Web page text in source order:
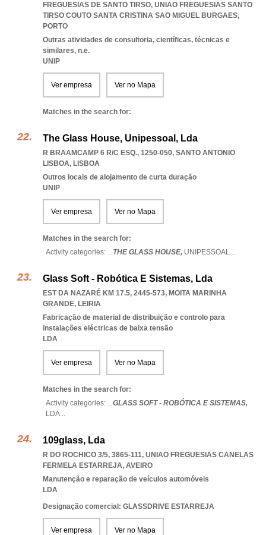
FREGUESIAS DE SANTO TIRSO, UNIAO FREGUESIAS SANTO
TIRSO COUTO SANTA CRISTINA SAO MIGUEL BURGAES,
PORTO
Outras atividades de consultoria, científicas, técnicas e
similares, n.e.
UNIP
Ver empresa Ver no Mapa
Matches in the search for:
The Glass House, Unipessoal, Lda
R BRAAMCAMP 6 R/C ESQ., 1250-050, SANTO ANTONIO
LISBOA, LISBOA
Outros locais de alojamento de curta duração
UNIP
Ver empresa Ver no Mapa
Matches in the search for:
Activity categories: ...THE GLASS HOUSE, UNIPESSOAL...
Glass Soft - Robótica E Sistemas, Lda
EST DA NAZARÉ KM 17.5, 2445-573, MOITA MARINHA
GRANDE, LEIRIA
Fabricação de material de distribuição e controlo para
instalações eléctricas de baixa tensão
LDA
Ver empresa Ver no Mapa
Matches in the search for:
Activity categories: ...GLASS SOFT - ROBÓTICA E SISTEMAS,
LDA...
109glass, Lda
R DO ROCHICO 3/5, 3865-111, UNIAO FREGUESIAS CANELAS
FERMELA ESTARREJA, AVEIRO
Manutenção e reparação de veículos automóveis
LDA
Designação comercial: GLASSDRIVE ESTARREJA
Ver empresa Ver no Mapa